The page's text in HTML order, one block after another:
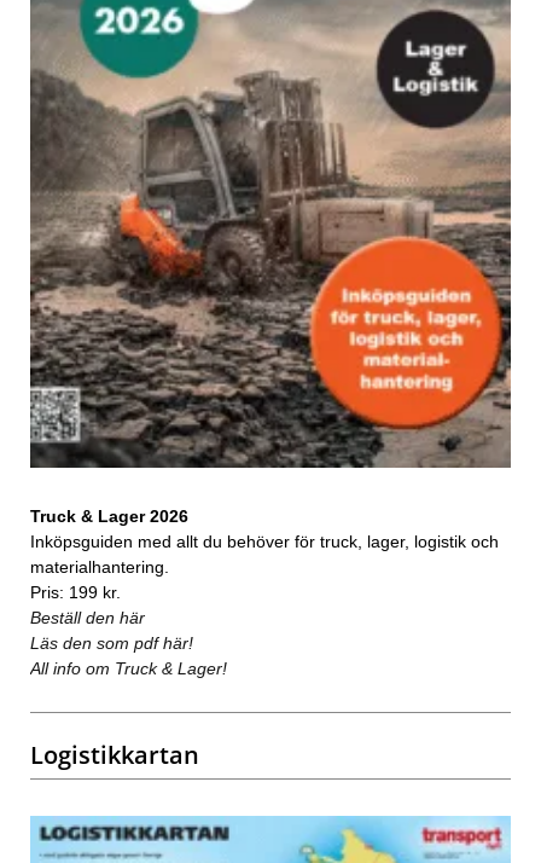
Truck & Lager 2026
Inköpsguiden med allt du behöver för truck, lager, logistik och
materialhantering.
Pris: 199 kr.
Beställ den här
Läs den som pdf här!
All info om Truck & Lager!
Logistikkartan